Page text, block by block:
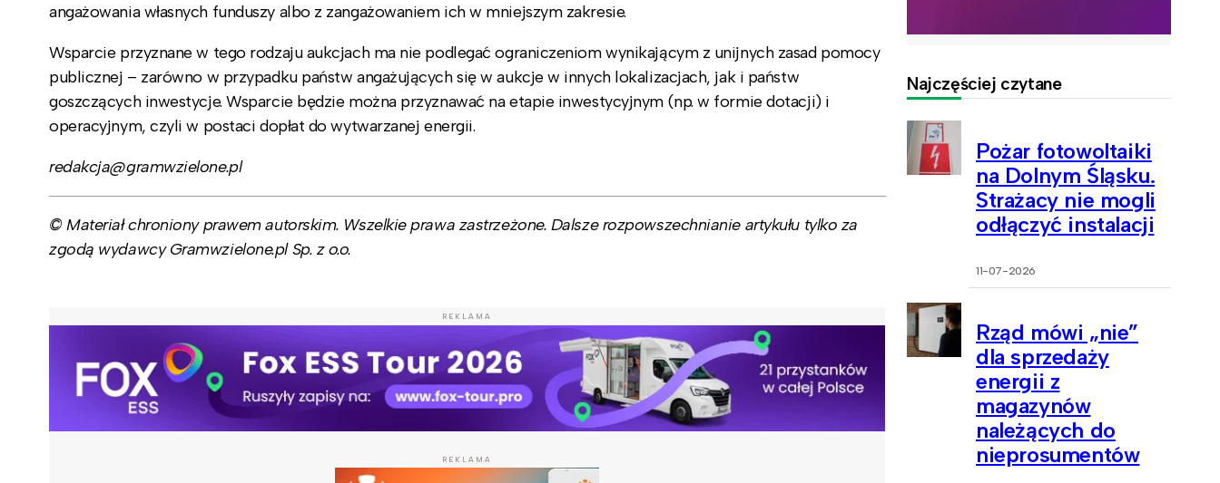
angażowania własnych funduszy albo z zangażowaniem ich w mniejszym zakresie.
Wsparcie przyznane w tego rodzaju aukcjach ma nie podlegać ograniczeniom wynikającym z unijnych zasad pomocy
publicznej – zarówno w przypadku państw angażujących się w aukcje w innych lokalizacjach, jak i państw
goszczących inwestycje. Wsparcie będzie można przyznawać na etapie inwestycyjnym (np. w formie dotacji) i
operacyjnym, czyli w postaci dopłat do wytwarzanej energii.
redakcja@gramwzielone.pl
© Materiał chroniony prawem autorskim. Wszelkie prawa zastrzeżone. Dalsze rozpowszechnianie artykułu tylko za
zgodą wydawcy Gramwzielone.pl Sp. z o.o.
REKLAMA
REKLAMA
Najczęściej czytane
Pożar fotowoltaiki
na Dolnym Śląsku.
Strażacy nie mogli
odłączyć instalacji
11-07-2026
Rząd mówi „nie”
dla sprzedaży
energii z
magazynów
należących do
nieprosumentów